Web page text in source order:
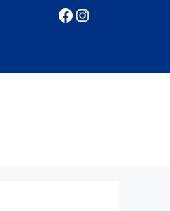
Facebook
Instagram